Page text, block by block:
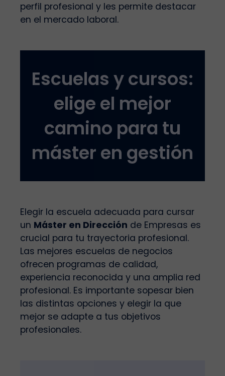
perfil profesional y les permite destacar
en el mercado laboral.
Escuelas y cursos:
elige el mejor
camino para tu
máster en gestión
Elegir la escuela adecuada para cursar
un Máster en Dirección de Empresas es
crucial para tu trayectoria profesional.
Las mejores escuelas de negocios
ofrecen programas de calidad,
experiencia reconocida y una amplia red
profesional. Es importante sopesar bien
las distintas opciones y elegir la que
mejor se adapte a tus objetivos
profesionales.